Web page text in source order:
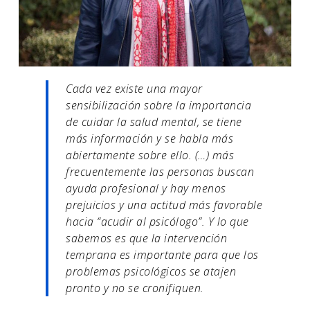
Cada vez existe una mayor
sensibilización sobre la importancia
de cuidar la salud mental, se tiene
más información y se habla más
abiertamente sobre ello. (…) más
frecuentemente las personas buscan
ayuda profesional y hay menos
prejuicios y una actitud más favorable
hacia “acudir al psicólogo”. Y lo que
sabemos es que la intervención
temprana es importante para que los
problemas psicológicos se atajen
pronto y no se cronifiquen.